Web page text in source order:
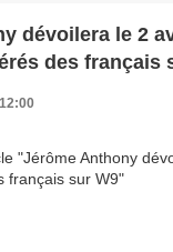
dévoilera le 2
des français